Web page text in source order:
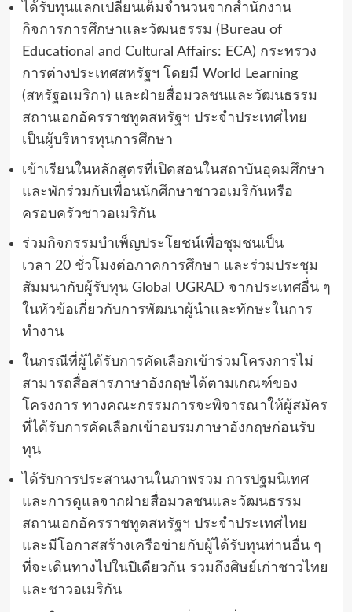
ได้รับทุนแลกเปลี่ยนเต็มจำนวนจากสำนักงาน
กิจการการศึกษาและวัฒนธรรม (Bureau of
Educational and Cultural Affairs: ECA) กระทรวง
การต่างประเทศสหรัฐฯ โดยมี World Learning
(สหรัฐอเมริกา) และฝ่ายสื่อมวลชนและวัฒนธรรม
สถานเอกอัครราชทูตสหรัฐฯ ประจำประเทศไทย
เป็นผู้บริหารทุนการศึกษา
เข้าเรียนในหลักสูตรที่เปิดสอนในสถาบันอุดมศึกษา
และพักร่วมกับเพื่อนนักศึกษาชาวอเมริกันหรือ
ครอบครัวชาวอเมริกัน
ร่วมกิจกรรมบำเพ็ญประโยชน์เพื่อชุมชนเป็น
เวลา 20 ชั่วโมงต่อภาคการศึกษา และร่วมประชุม
สัมมนากับผู้รับทุนGlobal UGRAD จากประเทศอื่น ๆ
ในหัวข้อเกี่ยวกับการพัฒนาผู้นำและทักษะในการ
ทำงาน
ในกรณีที่ผู้ได้รับการคัดเลือกเข้าร่วมโครงการไม่
สามารถสื่อสารภาษาอังกฤษได้ตามเกณฑ์ของ
โครงการ ทางคณะกรรมการจะพิจารณาให้ผู้สมัคร
ที่ได้รับการคัดเลือกเข้าอบรมภาษาอังกฤษก่อนรับ
ทุน
ได้รับการประสานงานในภาพรวม การปฐมนิเทศ
และการดูแลจากฝ่ายสื่อมวลชนและวัฒนธรรม
สถานเอกอัครราชทูตสหรัฐฯ ประจำประเทศไทย
และมีโอกาสสร้างเครือข่ายกับผู้ได้รับทุนท่านอื่น ๆ
ที่จะเดินทางไปในปีเดียวกัน รวมถึงศิษย์เก่าชาวไทย
และชาวอเมริกัน